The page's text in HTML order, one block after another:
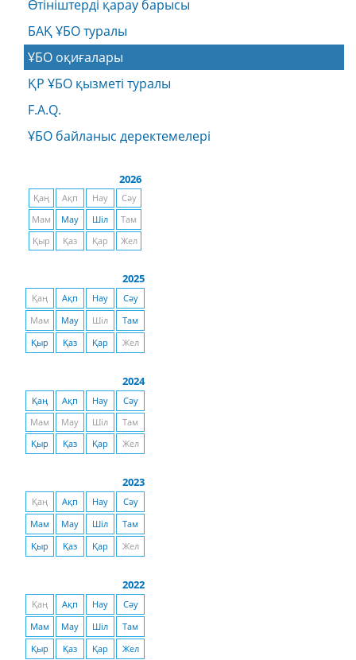
Өтініштерді қарау барысы
БАҚ ҰБО туралы
ҰБО оқиғалары
ҚР ҰБО қызметі туралы
F.A.Q.
ҰБО байланыс деректемелерi
2026
Қаң Ақп Нау
Сәу
Мам
Мау Шіл
Там
Қыр
Қаз Қар Жел
2025
Қаң Ақп Нау
Сәу
Мам
Мау Шіл
Там
Қыр
Қаз Қар Жел
2024
Қаң Ақп Нау
Сәу
Мам
Мау Шіл
Там
Қыр
Қаз Қар Жел
2023
Қаң Ақп Нау
Сәу
Мам
Мау Шіл
Там
Қыр
Қаз Қар Жел
2022
Қаң Ақп Нау
Сәу
Мам
Мау Шіл
Там
Қыр
Қаз Қар Жел